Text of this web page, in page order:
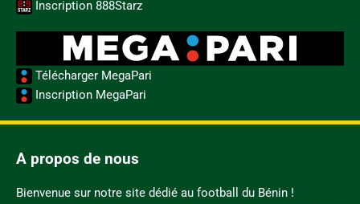
Inscription 888Starz
Télécharger MegaPari
Inscription MegaPari
A propos de nous
Bienvenue sur notre site dédié au football du Bénin !